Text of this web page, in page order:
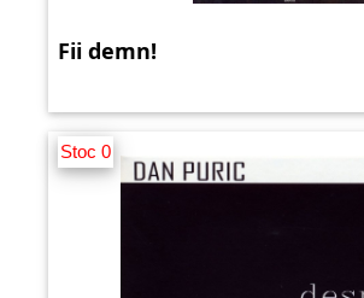
Fii demn!
Stoc 0